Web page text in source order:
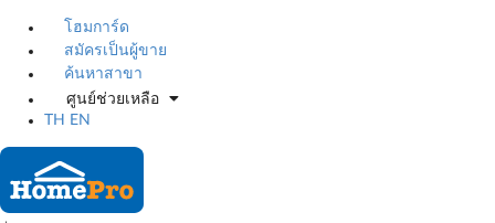
โฮมการ์ด
สมัครเป็นผู้ขาย
ค้นหาสาขา
ศูนย์ช่วยเหลือ
TH
EN